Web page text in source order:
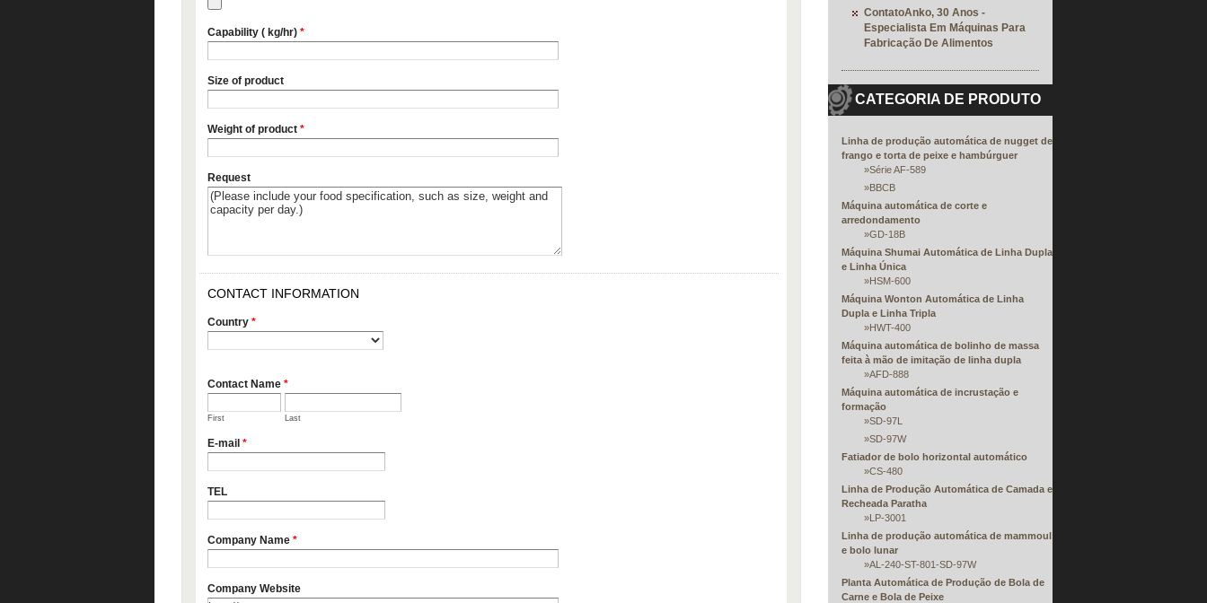
ContatoAnko, 30 Anos -
Especialista Em Máquinas Para
Fabricação De Alimentos
CATEGORIA DE PRODUTO
Linha de produção automática de nugget de
frango e torta de peixe e hambúrguer
»Série AF-589
»BBCB
Máquina automática de corte e
arredondamento
»GD-18B
Máquina Shumai Automática de Linha Dupla
e Linha Única
»HSM-600
Máquina Wonton Automática de Linha
Dupla e Linha Tripla
»HWT-400
Máquina automática de bolinho de massa
feita à mão de imitação de linha dupla
»AFD-888
Máquina automática de incrustação e
formação
»SD-97L
»SD-97W
Fatiador de bolo horizontal automático
»CS-480
Linha de Produção Automática de Camada e
Recheada Paratha
»LP-3001
Linha de produção automática de mammoul
e bolo lunar
»AL-240-ST-801-SD-97W
Planta Automática de Produção de Bola de
Carne e Bola de Peixe